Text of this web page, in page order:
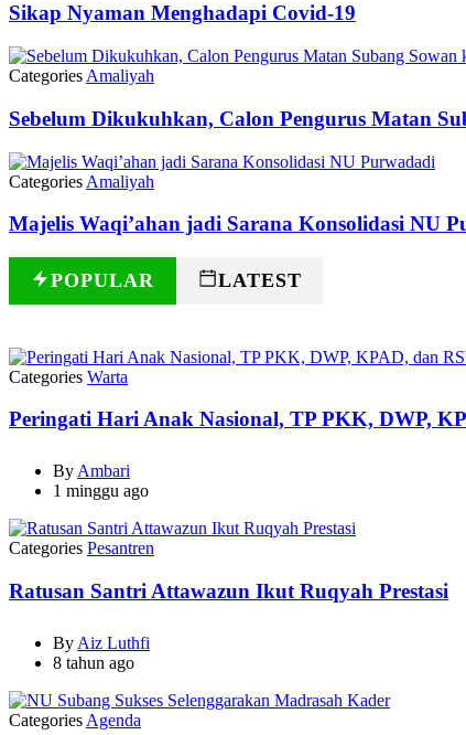
Sikap Nyaman Menghadapi Covid-19
Categories Amaliyah
Sebelum Dikukuhkan, Calon Pengurus Matan
Categories Amaliyah
Majelis Waqi’ahan jadi Sarana Konsolidasi NU
POPULAR LATEST
Categories Warta
Peringati Hari Anak Nasional, TP PKK, DWP,
By Ambari
1 minggu ago
Categories Pesantren
Ratusan Santri Attawazun Ikut Ruqyah Prestasi
By Aiz Luthfi
8 tahun ago
Categories Agenda